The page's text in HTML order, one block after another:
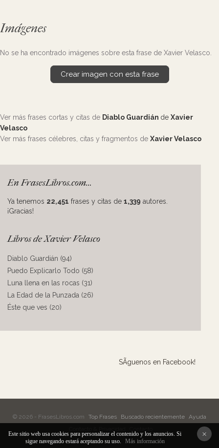
Imágenes
No se ha encontrado imágenes sobre esta frase de Xavier Velasco.
Crear imagen con esta frase
Ver más frases cortas y citas de Diablo Guardián de Xavier
Velasco
Ver más frases célebres, citas y fragmentos de Xavier Velasco
En FrasesLibros.com...
Ya tenemos 22,451 frases y citas de 1,339 autores.
¡Gracias!
Libros de Xavier Velasco
Diablo Guardián (94)
Puedo Explicarlo Todo (58)
Luna llena en las rocas (31)
La Edad de la Punzada (26)
Éste que ves (20)
SÃ­guenos en Facebook!
© 2026 - FrasesLibros.com Top Frases Buscado recientemente Ayuda
×
Este sitio web usa cookies para personalizar el contenido y los anuncios. Si
sigue navegando estará aceptando su uso.
Más información